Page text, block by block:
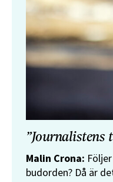
”Journalistens
Malin Crona:
budorden? Då är